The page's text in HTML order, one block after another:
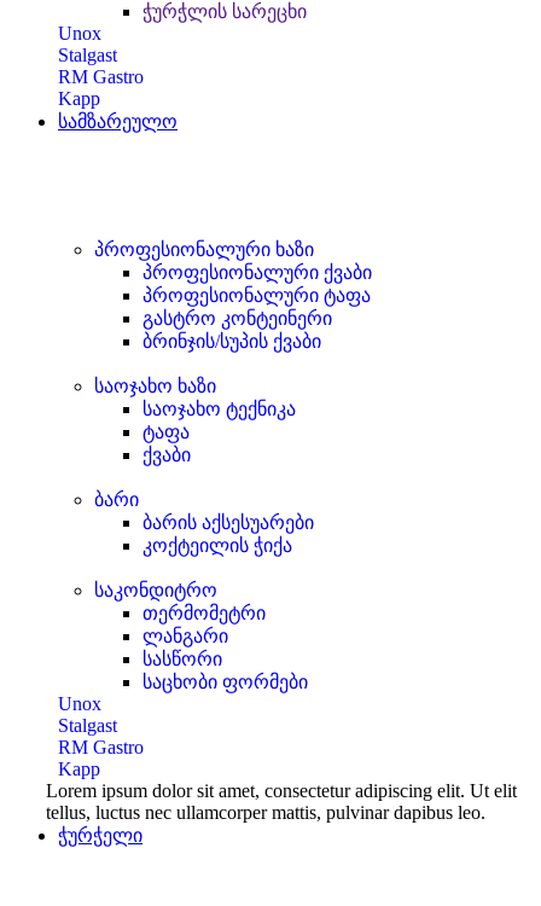
ჭურჭლის სარეცხი
Unox
Stalgast
RM Gastro
Kapp
სამზარეულო
პროფესიონალური ხაზი
პროფესიონალური ქვაბი
პროფესიონალური ტაფა
გასტრო კონტეინერი
ბრინჯის/სუპის ქვაბი
საოჯახო ხაზი
საოჯახო ტექნიკა
ტაფა
ქვაბი
ბარი
ბარის აქსესუარები
კოქტეილის ჭიქა
საკონდიტრო
თერმომეტრი
ლანგარი
სასწორი
საცხობი ფორმები
Unox
Stalgast
RM Gastro
Kapp
Lorem ipsum dolor sit amet, consectetur adipiscing elit. Ut elit
tellus, luctus nec ullamcorper mattis, pulvinar dapibus leo.
ჭურჭელი